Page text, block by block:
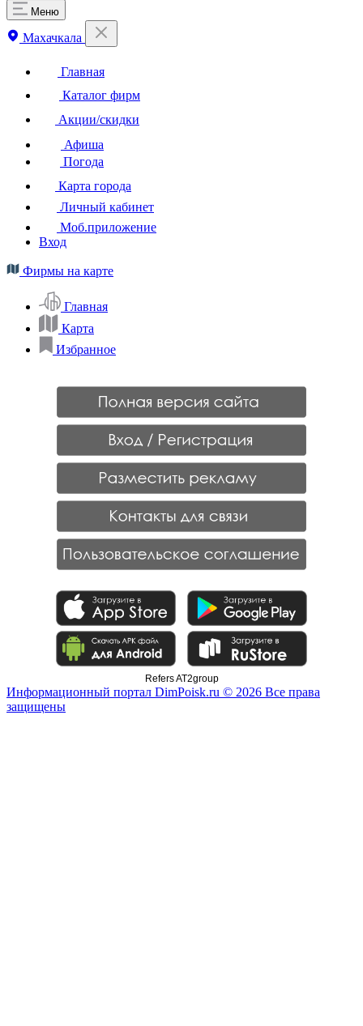
Меню
Махачкала
Главная
Каталог фирм
Акции/скидки
Афиша
Погода
Карта города
Личный кабинет
Моб.приложение
Вход
Фирмы на карте
Главная
Карта
Избранное
Refers AT2group
Информационный портал DimPoisk.ru © 2026 Все права
защищены